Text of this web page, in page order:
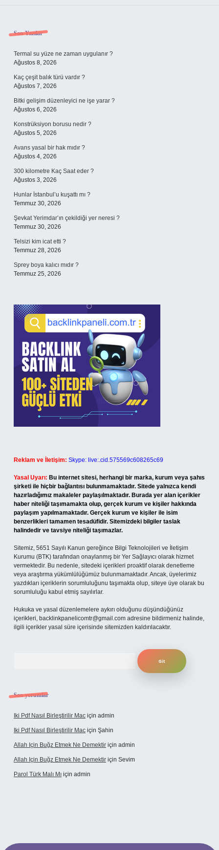
Sidebar
Son Yazılar
Termal su yüze ne zaman uygulanır ?
Ağustos 8, 2026
Kaç çeşit balık türü vardır ?
Ağustos 7, 2026
Bitki gelişim düzenleyici ne işe yarar ?
Ağustos 6, 2026
Konstrüksiyon borusu nedir ?
Ağustos 5, 2026
Avans yasal bir hak mıdır ?
Ağustos 4, 2026
300 kilometre Kaç Saat eder ?
Ağustos 3, 2026
Hunlar İstanbul’u kuşattı mı ?
Temmuz 30, 2026
Şevkat Yerimdar’ın çekildiği yer neresi ?
Temmuz 30, 2026
Telsizi kim icat etti ?
Temmuz 28, 2026
Sprey boya kalıcı mıdır ?
Temmuz 25, 2026
Reklam ve İletişim: Skype: live:.cid.575569c608265c69
Yasal Uyarı: Bu internet sitesi, herhangi bir marka, kurum veya şahıs
şirketi ile hiçbir bağlantısı bulunmamaktadır. Sitede yalnızca kendi
hazırladığımız makaleler paylaşılmaktadır. Burada yer alan içerikler
haber niteliği taşımamakta olup, gerçek kurum ve kişiler hakkında
paylaşım yapılmamaktadır. Gerçek kurum ve kişiler ile isim
benzerlikleri tamamen tesadüfidir. Sitemizdeki bilgiler taslak
halindedir ve tavsiye niteliği taşımazlar.
Sitemiz, 5651 Sayılı Kanun gereğince Bilgi Teknolojileri ve İletişim
Kurumu (BTK) tarafından onaylanmış bir Yer Sağlayıcı olarak hizmet
vermektedir. Bu nedenle, sitedeki içerikleri proaktif olarak denetleme
veya araştırma yükümlülüğümüz bulunmamaktadır. Ancak, üyelerimiz
yazdıkları içeriklerin sorumluluğunu taşımakta olup, siteye üye olarak bu
sorumluluğu kabul etmiş sayılırlar.
Hukuka ve yasal düzenlemelere aykırı olduğunu düşündüğünüz
içerikleri, backlinkpanelicomtr@gmail.com adresine bildirmeniz halinde,
ilgili içerikler yasal süre içerisinde sitemizden kaldırılacaktır.
Son yorumlar
Iki Pdf Nasıl Birleştirilir Mac için admin
Iki Pdf Nasıl Birleştirilir Mac için Şahin
Allah Için Buğz Etmek Ne Demektir için admin
Allah Için Buğz Etmek Ne Demektir için Sevim
Parol Türk Malı Mı için admin